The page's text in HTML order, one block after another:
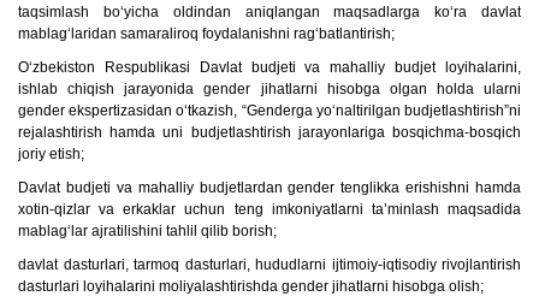
taqsimlash bo‘yicha oldindan aniqlangan maqsadlarga ko‘ra davlat
mablag‘laridan samaraliroq foydalanishni rag‘batlantirish;
O‘zbekiston Respublikasi Davlat budjeti va mahalliy budjet loyihalarini,
ishlab chiqish jarayonida gender jihatlarni hisobga olgan holda ularni
gender ekspertizasidan o‘tkazish, “Genderga yo‘naltirilgan budjetlashtirish”ni
rejalashtirish hamda uni budjetlashtirish jarayonlariga bosqichma-bosqich
joriy etish;
Davlat budjeti va mahalliy budjetlardan gender tenglikka erishishni hamda
xotin-qizlar va erkaklar uchun teng imkoniyatlarni ta’minlash maqsadida
mablag‘lar ajratilishini tahlil qilib borish;
davlat dasturlari, tarmoq dasturlari, hududlarni ijtimoiy-iqtisodiy rivojlantirish
dasturlari loyihalarini moliyalashtirishda gender jihatlarni hisobga olish;